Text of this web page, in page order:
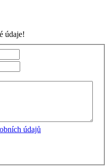
údaje!
údajů